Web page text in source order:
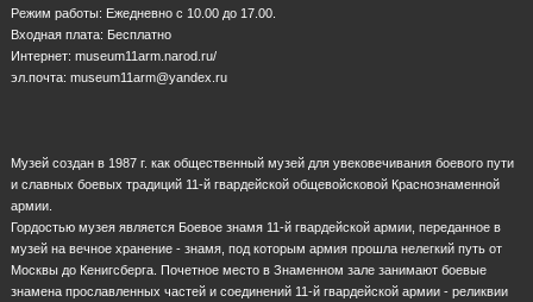
Режим работы: Ежедневно с 10.00 до 17.00.
Входная плата: Бесплатно
Интернет: museum11arm.narod.ru/
эл.почта: museum11arm@yandex.ru
Музей создан в 1987 г. как общественный музей для увековечивания боевого пути
и славных боевых традиций 11-й гвардейской общевойсковой Краснознаменной
армии.
Гордостью музея является Боевое знамя 11-й гвардейской армии, переданное в
музей на вечное хранение - знамя, под которым армия прошла нелегкий путь от
Москвы до Кенигсберга. Почетное место в Знаменном зале занимают боевые
знамена прославленных частей и соединений 11-й гвардейской армии - реликвии